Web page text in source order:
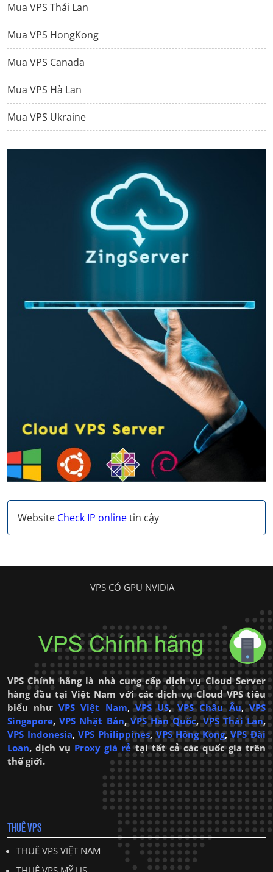
Mua VPS Thái Lan
Mua VPS HongKong
Mua VPS Canada
Mua VPS Hà Lan
Mua VPS Ukraine
Website Check IP onlinetin cậy
VPS CÓ GPU NVIDIA
VPS Chính hãng là nhà cung cấp dịch vụ Cloud Server
hàng đầu tại Việt Nam với các dịch vụ Cloud VPS tiêu
biểu như VPS Việt Nam,VPS US,VPS Châu Âu,VPS
Singapore, VPS Nhật Bản,VPS Hàn Quốc,VPS Thái Lan,
VPS Indonesia,VPS Philippines,VPS Hồng Kong,VPS Đài
Loan, dịch vụ Proxy giá rẻtại tất cả các quốc gia trên
thế giới.
THUÊ VPS
THUÊ VPS VIỆT NAM